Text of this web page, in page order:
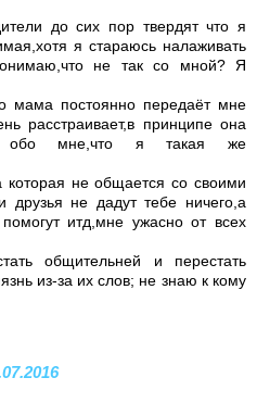
до сих пор твердят что я
я стараюсь налаживать
не так со мной? Я
мама постоянно передаёт мне
расстраивает,в принципе она
мне,что я такая же
которая не общается со своими
друзья не дадут тебе ничего,а
итд,мне ужасно от всех
общительней и перестать
из-за их слов; не знаю к кому